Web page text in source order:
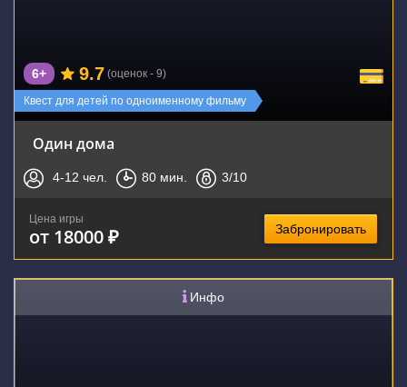
Квест для детей по одноименному фильму
6+ 9.7 (оценок - 9)
Один дома
4-12 чел. 80 мин. 3/10
Цена игры
от 18000 ₽ Забронировать
Инфо